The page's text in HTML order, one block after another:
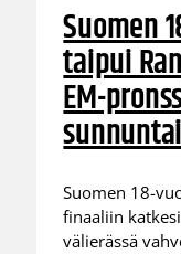
Suomen
taipui
EM-
Suomen 18-
finaaliin
välierässä